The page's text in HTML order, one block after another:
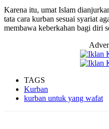
Karena itu, umat Islam
tata cara kurban sesuai syariat
membawa keberkahan bagi diri
TAGS
Kurban
kurban untuk yang wafat